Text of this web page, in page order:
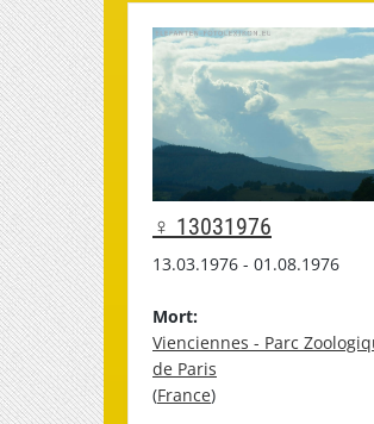
♀ 13031976
13.03.1976 - 01.08.1976
Mort:
Vienciennes - Parc
de Paris
(France)